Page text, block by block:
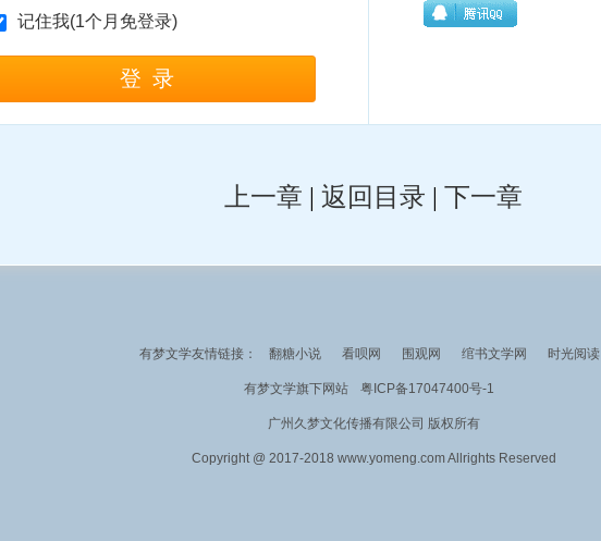
记住我(1个月免登录)
登录
上一章 | 返回目录 | 下一章
有梦文学友情链接： 翻糖小说 看呗网 围观网 绾书文学网 时光阅读
有梦文学旗下网站 粤ICP备17047400号-1
广州久梦文化传播有限公司 版权所有
Copyright @ 2017-2018 www.yomeng.com Allrights Reserved